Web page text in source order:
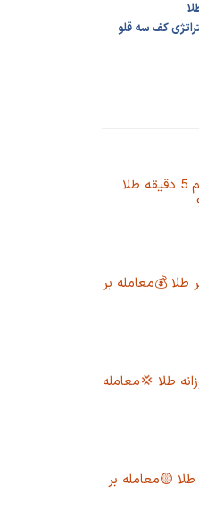
کف سه قلو
بررسی استراتژی تایم فریم 5 دقیقه طلا
طلا 💰معامله بر
طلا 💢معامله
🟡معامله بر